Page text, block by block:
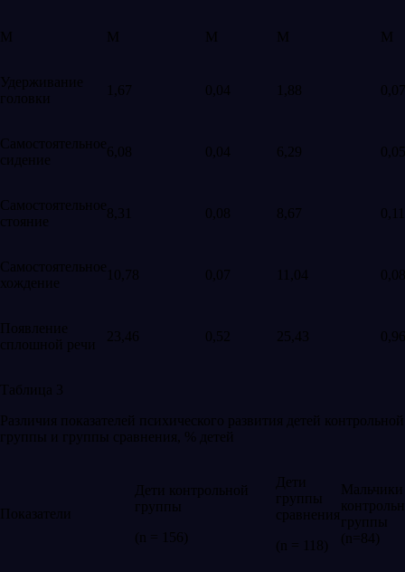
M M M M M
Удерживание
головки
1,67 0,04 1,88
Самостоятельное
сидение
6,08 0,04 6,29
Самостоятельное
стояние
8,31 0,08 8,67
Самостоятельное
хождение
10,78 0,07 11,04
Появление
сплошной речи
23,46 0,52 25,43 0,96
Таблица 3
Различия показателей психического развития детей контрольной
группы и группы сравнения, % детей
Показатели
Дети контрольной
группы
(n = 156)
Дети
группы
сравнения
(n = 118)
Мальчики
группы
(n=84)